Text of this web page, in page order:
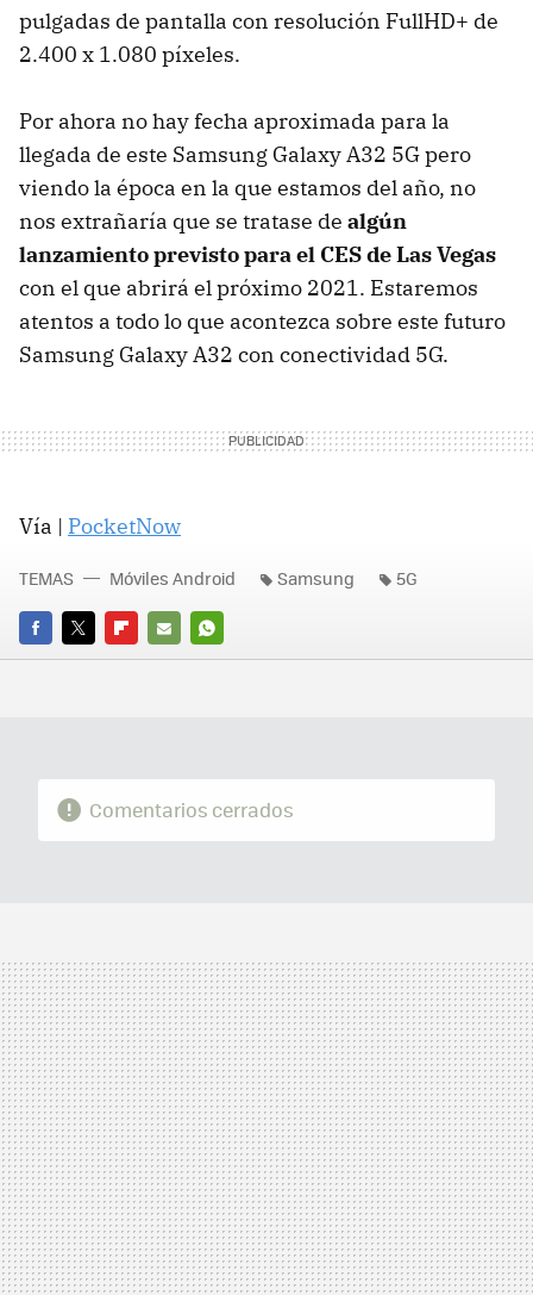
pulgadas de pantalla con resolución FullHD+ de
2.400 x 1.080 píxeles.
Por ahora no hay fecha aproximada para la
llegada de este Samsung Galaxy A32 5G pero
viendo la época en la que estamos del año, no
nos extrañaría que se tratase de algún
lanzamiento previsto para el CES de Las Vegas
con el que abrirá el próximo 2021. Estaremos
atentos a todo lo que acontezca sobre este futuro
Samsung Galaxy A32 con conectividad 5G.
Vía | PocketNow
FACEBOOK
TWITTERFLIPBOARD
E-
WHATSAPP
TEMAS Móviles Android Samsung 5G
Comentarios cerrados